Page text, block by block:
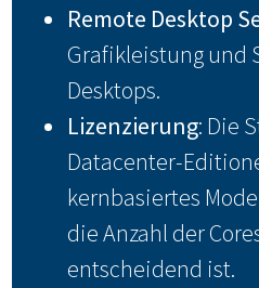
Remote Desktop
Grafikleistung und
Desktops.
Lizenzierung: Die
Datacenter-
kernbasiertes
die Anzahl der
entscheidend ist.